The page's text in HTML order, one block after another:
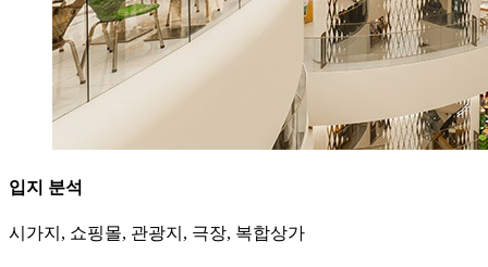
입지 분석
시가지, 쇼핑몰, 관광지, 극장, 복합상가